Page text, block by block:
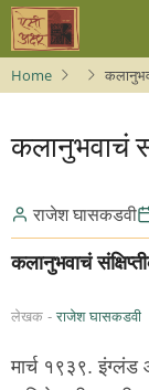
Skip
main
content
Home
कलानुभवाचं
राजेश घासकडवी
कलानुभवाचं
लेखक -राजेश घासकडवी
मार्च १९३९.